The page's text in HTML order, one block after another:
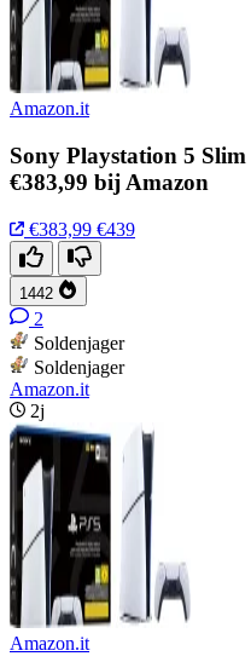
Amazon.it
Sony Playstation 5
€383,99 bij Amazon
€383,99 €439
1442
2
Soldenjager
Soldenjager
Amazon.it
2j
Amazon.it